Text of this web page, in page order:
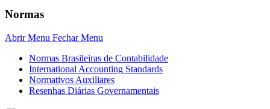
Normas
Abrir Menu Fechar Menu
Normas Brasileiras de Contabilidade
International Accounting Standards
Normativos Auxiliares
Resenhas Diárias Governamentais